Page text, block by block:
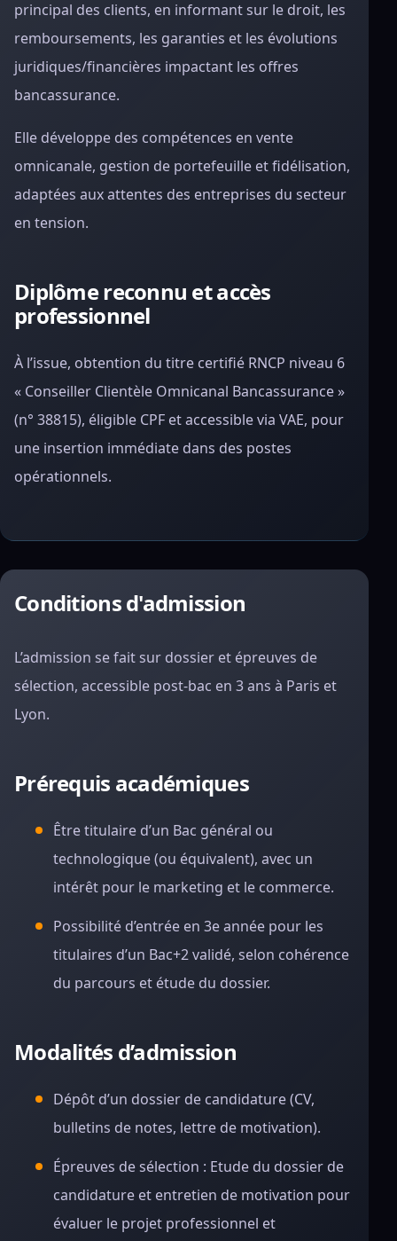
principal des clients, en informant sur le droit, les
remboursements, les garanties et les évolutions
juridiques/financières impactant les offres
bancassurance.
Elle développe des compétences en vente
omnicanale, gestion de portefeuille et fidélisation,
adaptées aux attentes des entreprises du secteur
en tension.
Diplôme reconnu et accès
professionnel
À l’issue, obtention du titre certifié RNCP niveau 6
« Conseiller Clientèle Omnicanal Bancassurance »
(n° 38815), éligible CPF et accessible via VAE, pour
une insertion immédiate dans des postes
opérationnels.
Conditions d'admission
L’admission se fait sur dossier et épreuves de
sélection, accessible post-bac en 3 ans à Paris et
Lyon.
Prérequis académiques
Être titulaire d’un Bac général ou
technologique (ou équivalent), avec un
intérêt pour le marketing et le commerce.
Possibilité d’entrée en 3e année pour les
titulaires d’un Bac+2 validé, selon cohérence
du parcours et étude du dossier.
Modalités d’admission
Dépôt d’un dossier de candidature (CV,
bulletins de notes, lettre de motivation).
Épreuves de sélection : Etude du dossier de
candidature et entretien de motivation pour
évaluer le projet professionnel et